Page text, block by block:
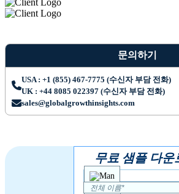
문의하기
USA : +1 (855) 467-7775 (수신자 부담 전화)
UK : +44 8085 022397 (수신자 부담 전화)
sales@globalgrowthinsights.com
무료 샘플 다